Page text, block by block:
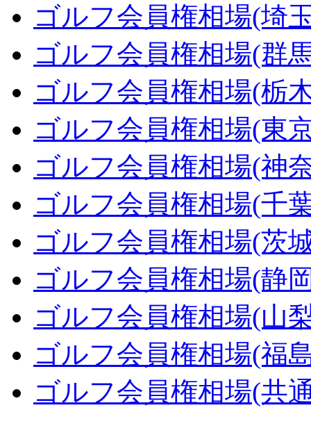
ゴルフ会員権相場(埼
ゴルフ会員権相場(群
ゴルフ会員権相場(栃
ゴルフ会員権相場(東
ゴルフ会員権相場(神
ゴルフ会員権相場(千
ゴルフ会員権相場(茨
ゴルフ会員権相場(静
ゴルフ会員権相場(山
ゴルフ会員権相場(福
ゴルフ会員権相場(共